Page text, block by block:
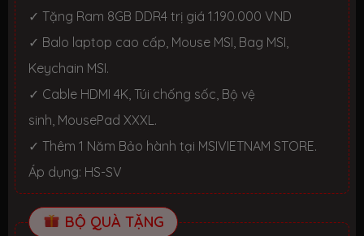
✓ Tặng Ram 8GB DDR4 trị giá 1.190.000 VND
✓ Balo laptop cao cấp, Mouse MSI, Bag MSI,
Keychain MSI.
✓ Cable HDMI 4K, Túi chống sốc, Bộ vệ
sinh, MousePad XXXL.
✓ Thêm 1 Năm Bảo hành tại MSIVIETNAM STORE.
Áp dụng: HS-SV
BỘ QUÀ TẶNG